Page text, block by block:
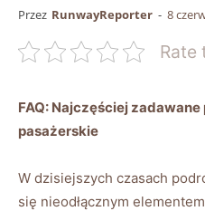
Przez RunwayReporter - 8
Rate
FAQ: Najczęściej
pasażerskie
W dzisiejszych czasach
się nieodłącznym